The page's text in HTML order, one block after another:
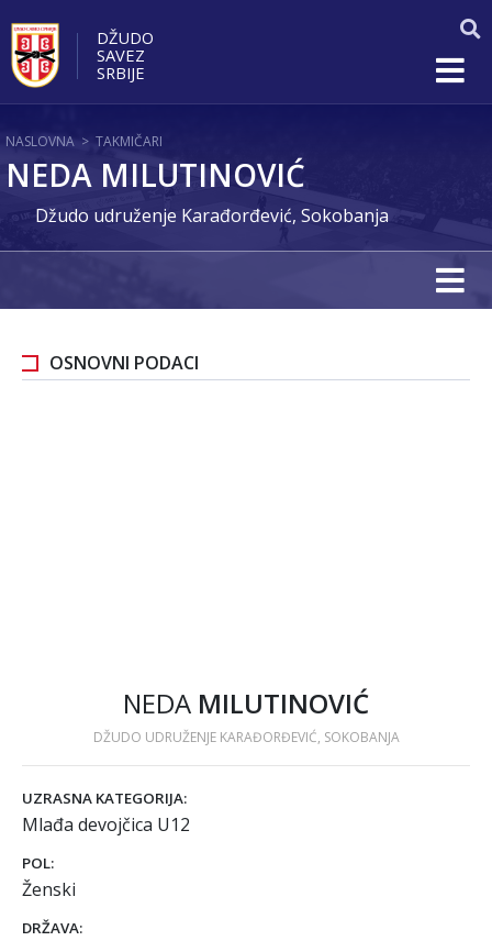
DŽUDO
SAVEZ
SRBIJE
NASLOVNA > TAKMIČARI
NEDA MILUTINOVIĆ
Džudo udruženje Karađorđević, Sokobanja
OSNOVNI PODACI
NEDA MILUTINOVIĆ
DŽUDO UDRUŽENJE KARAĐORĐEVIĆ, SOKOBANJA
UZRASNA KATEGORIJA:
Mlađa devojčica U12
POL:
Ženski
DRŽAVA: